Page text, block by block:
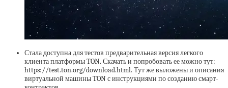
Стала доступна для тестов предварительная версия легкого
клиента платформы TON. Скачать и попробовать ее можно тут:
https://test.ton.org/download.html. Тут же выложены и описания
виртуальной машины TON с инструкциями по созданию смарт-